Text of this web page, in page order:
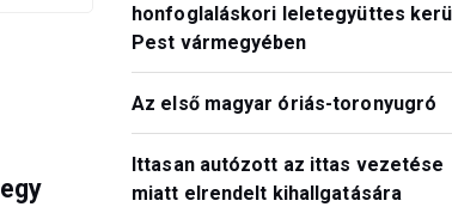
honfoglaláskori leletegyüttes
Pest vármegyében
Az első magyar óriás-toronyugró
Ittasan autózott az ittas vezetése
miatt elrendelt kihallgatására